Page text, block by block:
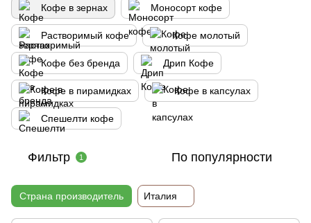
Кофе в зернах Моносорт кофе
Растворимый кофе Кофе молотый
Кофе без бренда Дрип Кофе
Кофе в пирамидках Кофе в капсулах
Спешелти кофе
Фильтр 1 По популярности
Страна производитель Италия